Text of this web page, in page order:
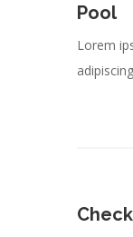
Pool
Lorem